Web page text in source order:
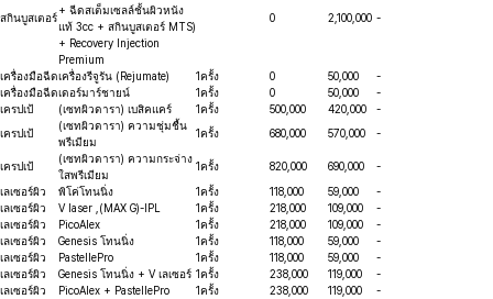
สกินบูสเตอร์
+ ฉีดสเต็มเซลล์ชั้นผิวหนัง
แท้ 3cc + สกินบูสเตอร์ MTS)
+ Recovery Injection
Premium
0 2,100,000 -
เครื่องมือฉีดเครื่องรีจูรัน (Rejumate) 1ครั้ง 0 50,000
-
เครื่องมือฉีดเดอร์มาร์ชายน์ 1ครั้ง 0 50,000
-
เครปเป้
(เซทผิวดารา) เบสิคแคร์ 1ครั้ง 500,000 420,000
-
เครปเป้
(เซทผิวดารา) ความชุ่มชื้น
พรีเมียม
1ครั้ง 680,000 570,000 -
เครปเป้
(เซทผิวดารา) ความกระจ่าง
ใสพรีเมียม
1ครั้ง 820,000 690,000 -
เลเซอร์ผิว พิโค่โทนนิ่ง 1ครั้ง 118,000 59,000
-
เลเซอร์ผิว
V laser ,(MAX G)-IPL 1ครั้ง 218,000 109,000
-
เลเซอร์ผิว
PicoAlex 1ครั้ง 218,000 109,000
-
เลเซอร์ผิว
Genesis โทนนิ่ง 1ครั้ง 118,000 59,000
-
เลเซอร์ผิว
PastellePro 1ครั้ง 118,000 59,000
-
เลเซอร์ผิว
Genesis โทนนิ่ง + V เลเซอร์ 1ครั้ง 238,000 119,000
-
เลเซอร์ผิว
PicoAlex + PastellePro 1ครั้ง 238,000 119,000
-